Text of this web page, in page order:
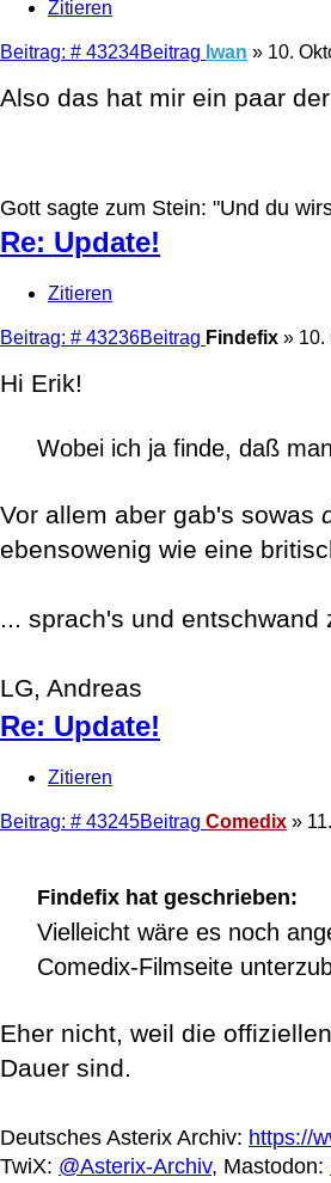
Zitieren
Beitrag: # 43234Beitrag Iwan » 10.
Also das hat mir ein paar
Gott sagte zum Stein: "Und du
Re: Update!
Zitieren
Beitrag: # 43236Beitrag Findefix » 10.
Hi Erik!
Wobei ich ja finde, daß
Vor allem aber gab's sowas
ebensowenig wie eine
... sprach's und entschwand
LG, Andreas
Re: Update!
Zitieren
Beitrag: # 43245Beitrag Comedix »
Findefix hat geschrieben:
Vielleicht wäre es noch
Comedix-Filmseite
Eher nicht, weil die
Dauer sind.
Deutsches Asterix Archiv: https://
TwiX: @Asterix-Archiv, Mastodon: